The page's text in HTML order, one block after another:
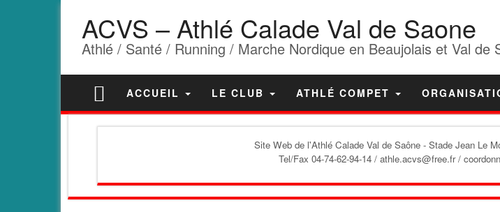
ACVS – Athlé Calade Val de Saone
Athlé / Santé / Running / Marche Nordique en Beaujolais et Val de
ACCUEIL LE CLUB ATHLÉ COMPET
Site Web de l'Athlé Calade Val de Saône - Stade Jean Le
Tel/Fax 04-74-62-94-14 / athle.acvs@free.fr /